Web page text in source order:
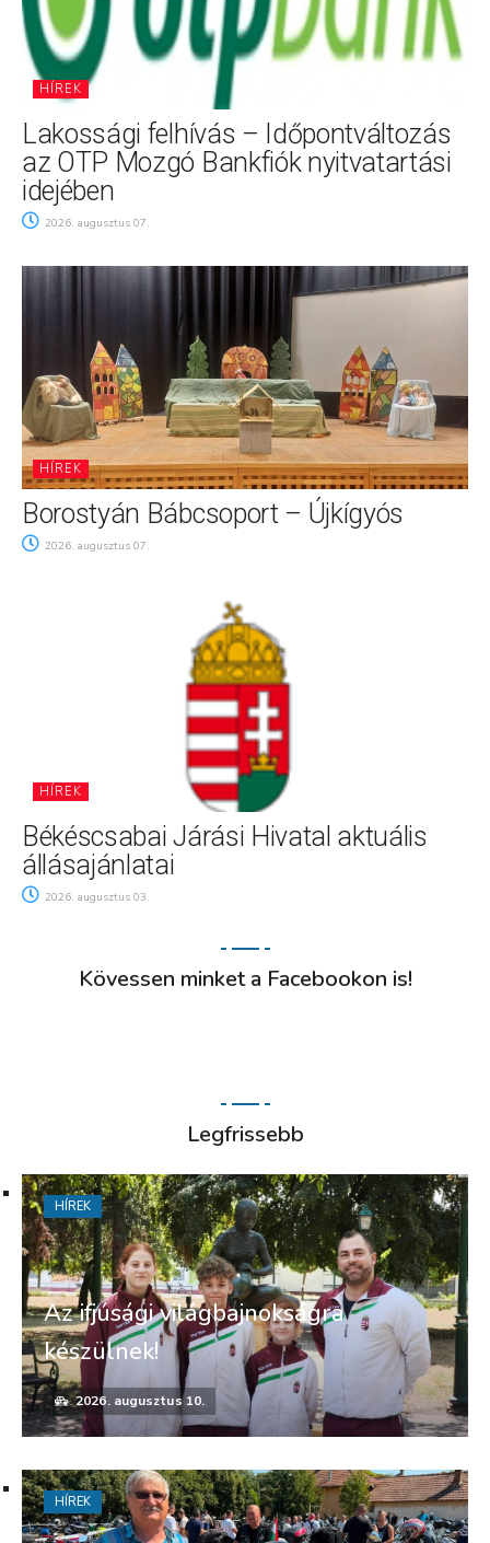
HÍREK
Lakossági felhívás – Időpontváltozás
az OTP Mozgó Bankfiók nyitvatartási
idejében
2026. augusztus 07.
HÍREK
Borostyán Bábcsoport – Újkígyós
2026. augusztus 07.
HÍREK
Békéscsabai Járási Hivatal aktuális
állásajánlatai
2026. augusztus 03.
Kövessen minket a Facebookon is!
Legfrissebb
Az ifjúsági világbajnokságra
készülnek!
2026. augusztus 10.
HÍREK
HÍREK